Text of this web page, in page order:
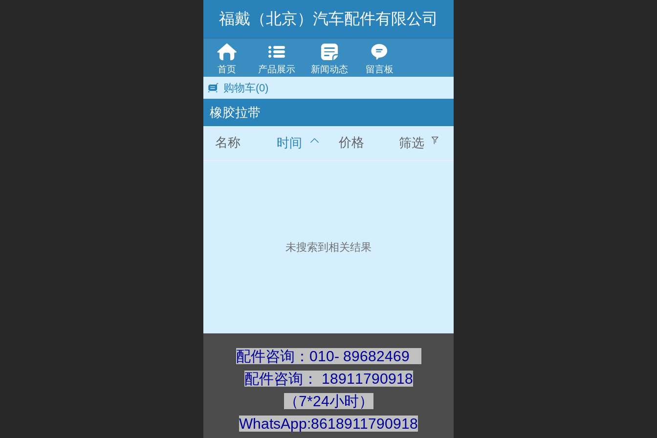
福戴（北京）汽车配件有限公司
首页 产品展示 新闻动态 留言板
购物车(0)
橡胶拉带
名称 时间 价格 筛选
未搜索到相关结果
配件咨询：010- 89682469
配件咨询 ： 18911790918
（7*24小时）
WhatsApp:8618911790918